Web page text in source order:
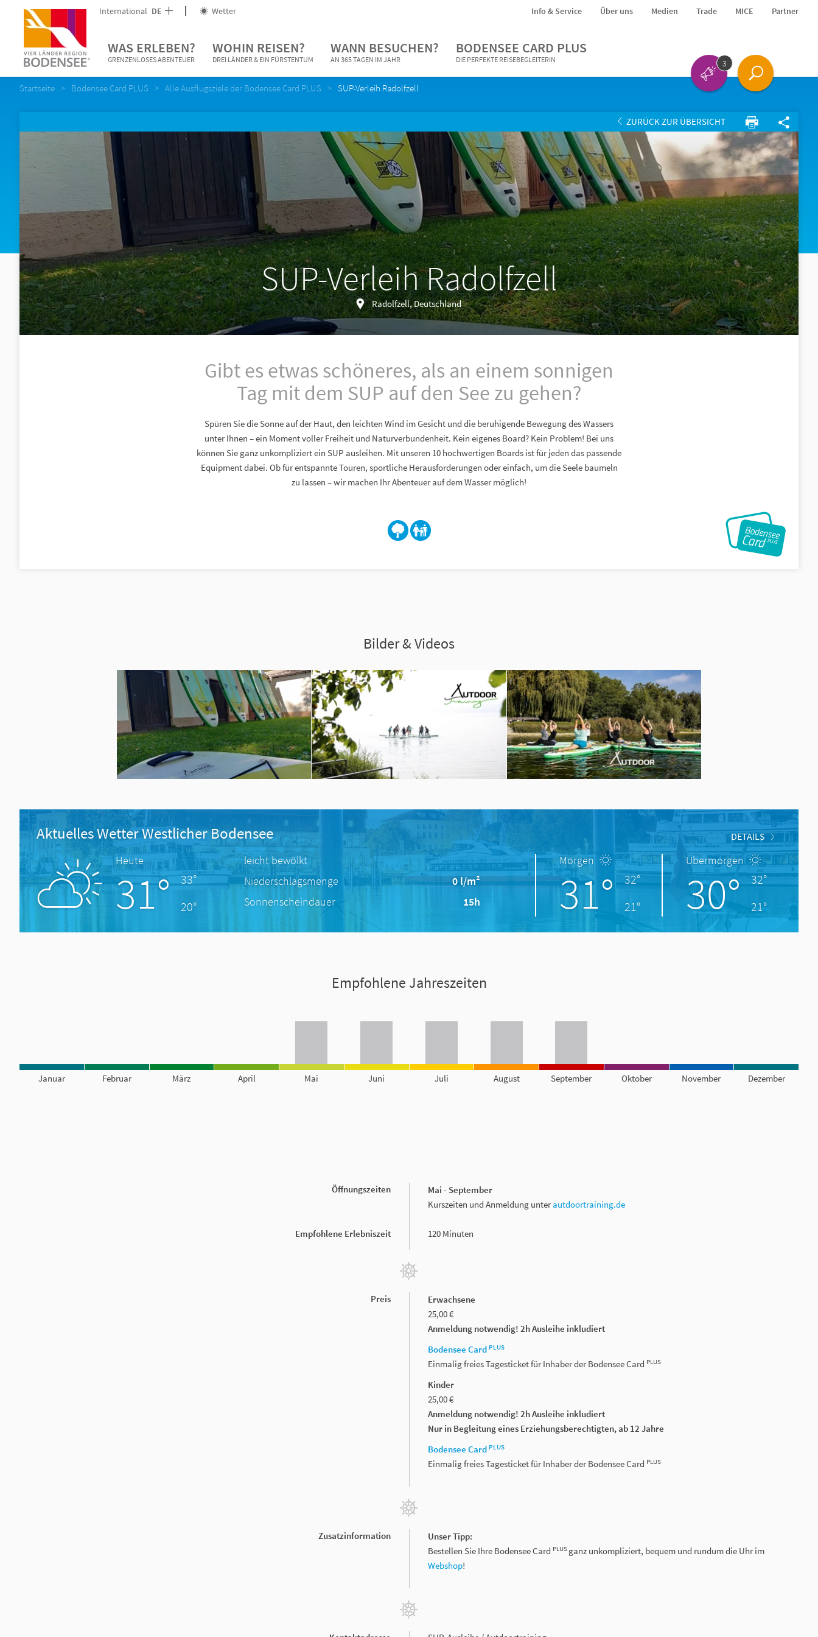
International DE Wetter Info & Service Über uns Medien Trade MICE Partner
WAS ERLEBEN?
GRENZENLOSES ABENTEUER
WOHIN REISEN?
DREI LÄNDER & EIN FÜRSTENTUM
WANN BESUCHEN?
AN 365 TAGEN IM JAHR
BODENSEE CARD PLUS
DIE PERFEKTE REISEBEGLEITERIN 3
Startseite Bodensee Card PLUS Alle Ausflugsziele der Bodensee Card PLUS SUP-Verleih Radolfzell
ZURÜCK ZUR ÜBERSICHT
SUP-Verleih Radolfzell
Radolfzell, Deutschland
Gibt es etwas schöneres, als an einem sonnigen
Tag mit dem SUP auf den See zu gehen?
Spüren Sie die Sonne auf der Haut, den leichten Wind im Gesicht und die beruhigende Bewegung des Wassers
unter Ihnen – ein Moment voller Freiheit und Naturverbundenheit. Kein eigenes Board? Kein Problem! Bei uns
können Sie ganz unkompliziert ein SUP ausleihen. Mit unseren 10 hochwertigen Boards ist für jeden das passende
Equipment dabei. Ob für entspannte Touren, sportliche Herausforderungen oder einfach, um die Seele baumeln
zu lassen – wir machen Ihr Abenteuer auf dem Wasser möglich!
Bilder & Videos
Aktuelles Wetter Westlicher Bodensee DETAILS
Heute
31°
33°
20°
leicht bewölkt
Niederschlagsmenge
0 l/m²
Sonnenscheindauer
15h
Morgen
31°
32°
21°
Übermorgen
30°
32°
21°
Empfohlene Jahreszeiten
Januar Februar März April Mai Juni Juli August September Oktober November Dezember
Öffnungszeiten
Mai - September
Kurszeiten und Anmeldung unterautdoortraining.de
Empfohlene Erlebniszeit 120 Minuten
Preis
Erwachsene
25,00 €
Anmeldung notwendig! 2h Ausleihe inkludiert
Bodensee Card PLUS
Einmalig freies Tagesticket für Inhaber der Bodensee Card PLUS
Kinder
25,00 €
Anmeldung notwendig! 2h Ausleihe inkludiert
Nur in Begleitung eines Erziehungsberechtigten, ab 12 Jahre
Bodensee Card PLUS
Einmalig freies Tagesticket für Inhaber der Bodensee Card PLUS
Zusatzinformation
Unser Tipp:
Bestellen Sie Ihre Bodensee Card PLUS ganz unkompliziert, bequem und rundum die Uhr im
Webshop!